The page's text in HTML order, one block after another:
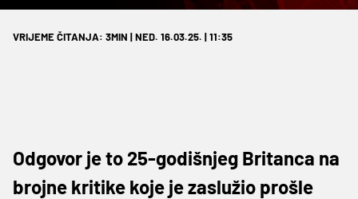
VRIJEME ČITANJA: 3MIN | NED. 16.03.25. | 11:35
Odgovor je to 25-godišnjeg Britanca na
brojne kritike koje je zaslužio prošle